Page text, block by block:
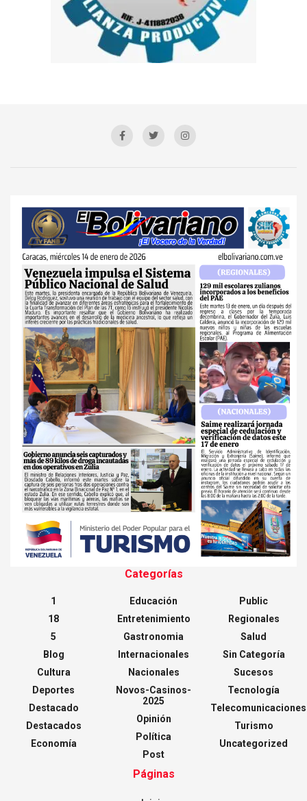
Categorías
1
18
5
Blog
Cultura
Deportes
Destacado
Destacados
Economía
Educación
Entretenimiento
Gastronomia
Internacionales
Nacionales
Novos-Casinos-
2025
Opinión
Política
Post
Public
Regionales
Salud
Sin Categoría
Sucesos
Tecnología
Telecomunicaciones
Turismo
Uncategorized
Páginas